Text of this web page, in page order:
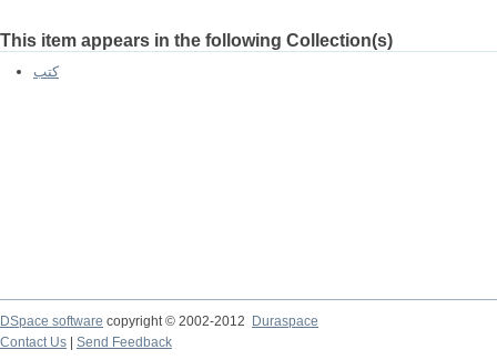
This item appears in the following Collection(s)
كتب
DSpace software copyright © 2002-2012
Duraspace
Contact Us
Send Feedback